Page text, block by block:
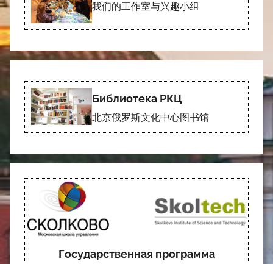
我们的工作室与兴趣小组
Библиотека РКЦ
北京俄罗斯文化中心图书馆
Государственная программа